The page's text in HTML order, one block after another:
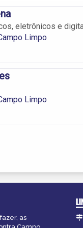
eletrônicos e
Limpo
Limpo
as